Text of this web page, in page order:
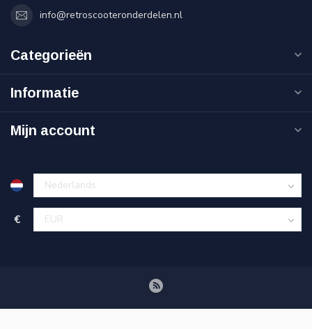
info@retroscooteronderdelen.nl
Categorieën
Informatie
Mijn account
€